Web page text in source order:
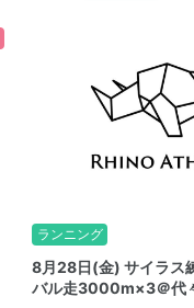
ランニング
8月28日(金) サイラス
バル走3000m×3＠代